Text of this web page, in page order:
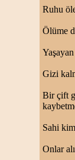
Ruhu
Ölüme
Gizi
Bir çift
Sahi
Onlar